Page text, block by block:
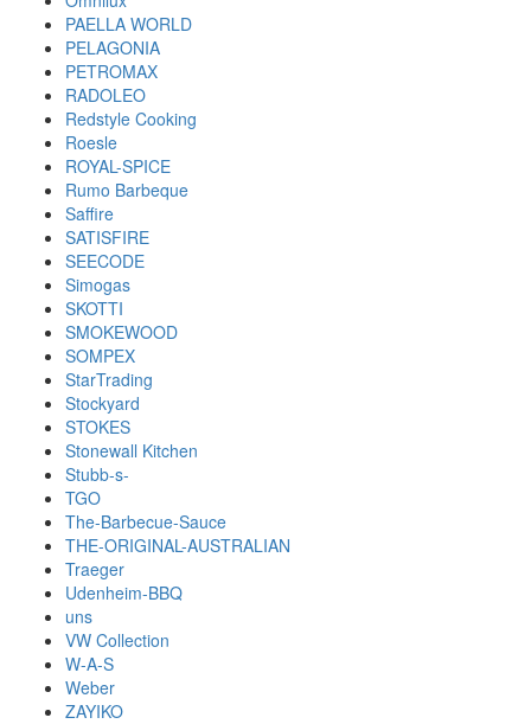
PAELLA WORLD
PELAGONIA
PETROMAX
RADOLEO
Redstyle Cooking
Roesle
ROYAL-SPICE
Rumo Barbeque
Saffire
SATISFIRE
SEECODE
Simogas
SKOTTI
SMOKEWOOD
SOMPEX
StarTrading
Stockyard
STOKES
Stonewall Kitchen
Stubb-s-
TGO
The-Barbecue-Sauce
THE-ORIGINAL-AUSTRALIAN
Traeger
Udenheim-BBQ
uns
VW Collection
W-A-S
Weber
ZAYIKO